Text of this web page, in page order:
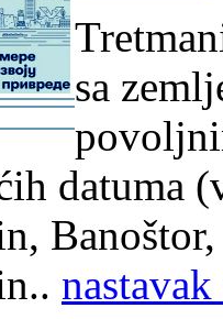
sa
datuma